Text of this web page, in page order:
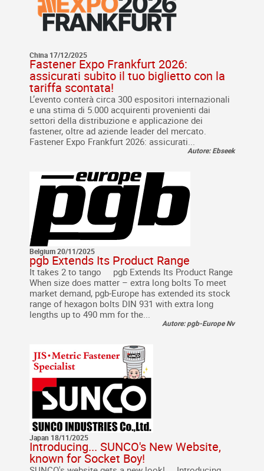
China 17/12/2025
Fastener Expo Frankfurt 2026:
assicurati subito il tuo biglietto con la
tariffa scontata!
L’evento conterà circa 300 espositori internazionali
e una stima di 5.000 acquirenti provenienti dai
settori della distribuzione e applicazione dei
fastener, oltre ad aziende leader del mercato.
Fastener Expo Frankfurt 2026: assicurati...
Autore: Ebseek
Belgium 20/11/2025
pgb Extends Its Product Range
It takes 2 to tango pgb Extends Its Product Range
When size does matter – extra long bolts To meet
market demand, pgb-Europe has extended its stock
range of hexagon bolts DIN 931 with extra long
lengths up to 490 mm for the...
Autore: pgb-Europe Nv
Japan 18/11/2025
Introducing... SUNCO's New Website,
known for Socket Boy!